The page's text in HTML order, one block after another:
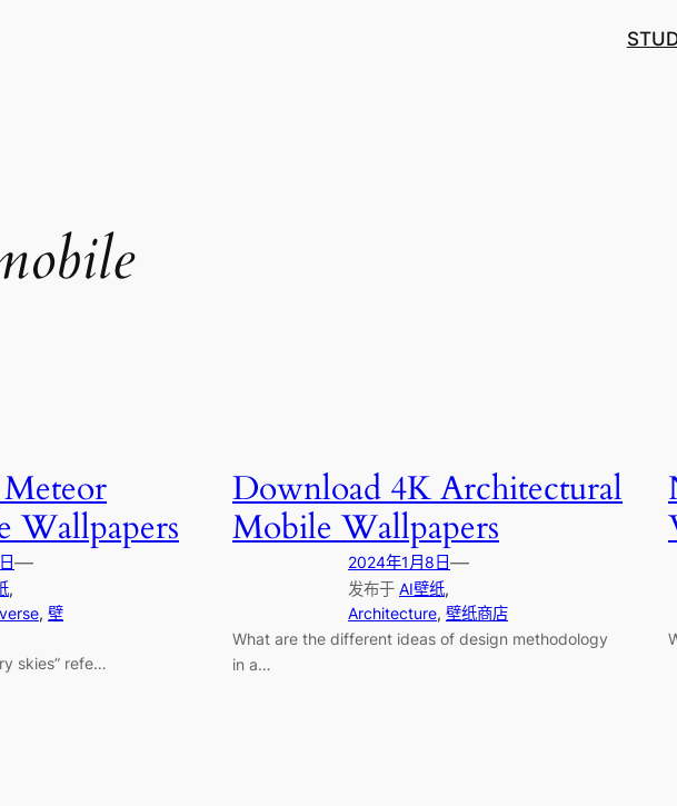
Wallpapers
—
, 壁
skies” refe…
Download 4K Architectural
Mobile Wallpapers
2024年1月8日—
发布于 AI壁纸
Architecture, 壁纸商店
What are the different ideas of design methodology
in a…